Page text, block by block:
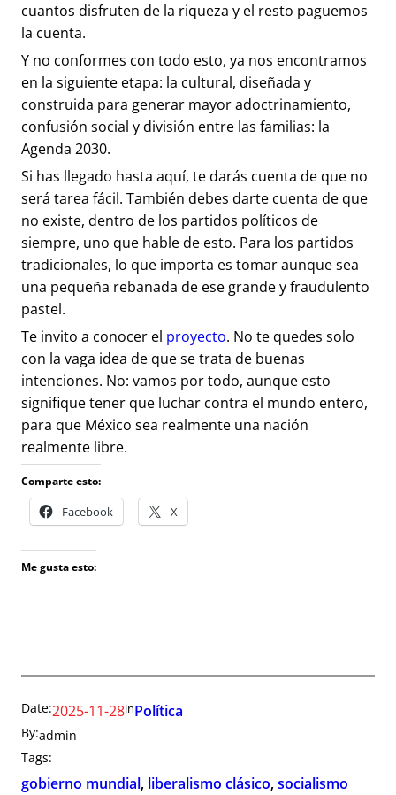
cuantos disfruten de la riqueza y el resto paguemos
la cuenta.
Y no conformes con todo esto, ya nos encontramos
en la siguiente etapa: la cultural, diseñada y
construida para generar mayor adoctrinamiento,
confusión social y división entre las familias: la
Agenda 2030.
Si has llegado hasta aquí, te darás cuenta de que no
será tarea fácil. También debes darte cuenta de que
no existe, dentro de los partidos políticos de
siempre, uno que hable de esto. Para los partidos
tradicionales, lo que importa es tomar aunque sea
una pequeña rebanada de ese grande y fraudulento
pastel.
Te invito a conocer el proyecto. No te quedes solo
con la vaga idea de que se trata de buenas
intenciones. No: vamos por todo, aunque esto
signifique tener que luchar contra el mundo entero,
para que México sea realmente una nación
realmente libre.
Comparte esto:
Facebook X
Me gusta esto:
Date:2025-11-28inPolítica
By:admin
Tags:
gobierno mundial, liberalismo clásico, socialismo